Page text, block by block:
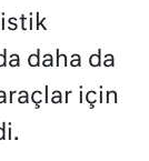
daha da
için